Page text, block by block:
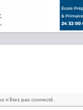
n'êtes pas connecté.